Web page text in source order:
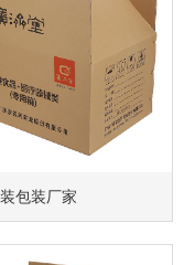
包装厂家